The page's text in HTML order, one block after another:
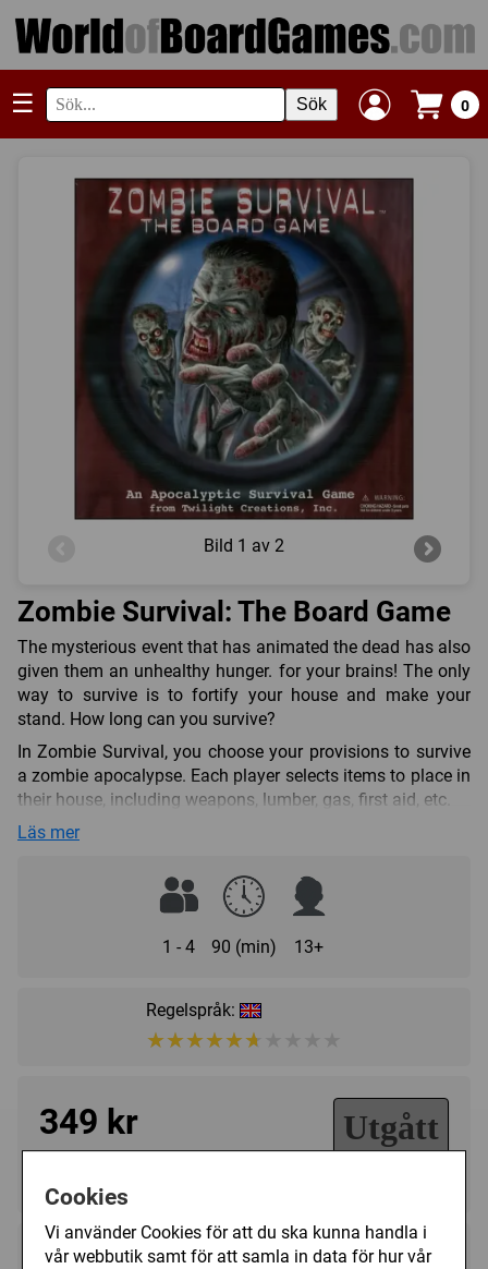
Cookies
Vi använder Cookies för att du ska kunna handla i
vår webbutik samt för att samla in data för hur vår
☰ Sök 0
Bild 1 av 2
Zombie Survival: The Board Game
The mysterious event that has animated the dead has also
given them an unhealthy hunger. for your brains! The only
way to survive is to fortify your house and make your
stand. How long can you survive?
In Zombie Survival, you choose your provisions to survive
a zombie apocalypse. Each player selects items to place in
their house, including weapons, lumber, gas, first aid, etc.
Second part of the game brings your fears to light as the
your barricades and creeping in. You may have a chance to
make it to town for some additional supplies, hopefully
against the walking dead. Did you prepare for the possible
How long can you feed your family and keep them
Läs mer
1 - 4 90 (min) 13+
Regelspråk:
★★★★★★★★★★
★★★★★★★★★★
349 kr Utgått
Övrig information